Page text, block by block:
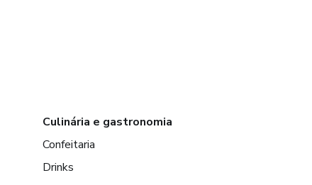
Culinária e gastronomia
Confeitaria
Drinks